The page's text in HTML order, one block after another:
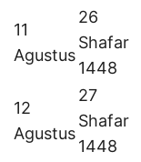
11
Agustus
26
Shafar
1448
12
Agustus
27
Shafar
1448